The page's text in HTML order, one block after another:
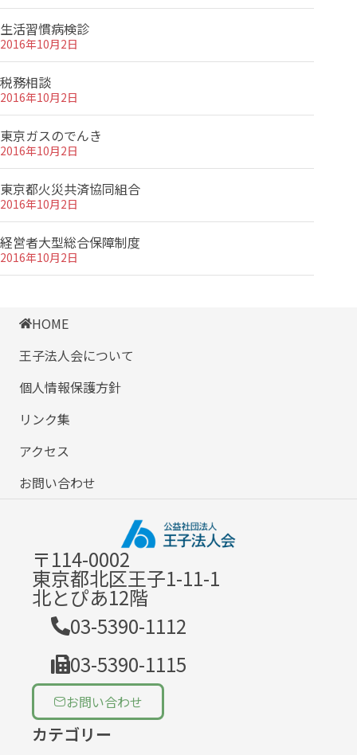
生活習慣病検診
2016年10月2日
税務相談
2016年10月2日
東京ガスのでんき
2016年10月2日
東京都火災共済協同組合
2016年10月2日
経営者大型総合保障制度
2016年10月2日
HOME
王子法人会について
個人情報保護方針
リンク集
アクセス
お問い合わせ
〒114-0002
東京都北区王子1-11-1
北とぴあ12階
03-5390-1112
03-5390-1115
お問い合わせ
カテゴリー